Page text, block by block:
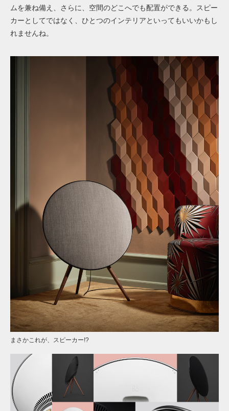
ムを兼ね備え、さらに、空間のどこへでも配置ができる。スピー
カーとしてではなく、ひとつのインテリアといってもいいかもし
れませんね。
まさかこれが、スピーカー!?